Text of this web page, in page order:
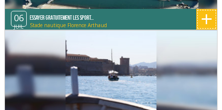
06
JUIL
Essayer gratuitement les sport...
Stade nautique Florence Arthaud +